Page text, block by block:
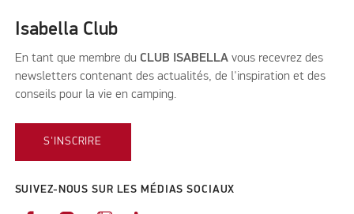
Isabella Club
En tant que membre du CLUB ISABELLA vous recevrez des
newsletters contenant des actualités, de l'inspiration et des
conseils pour la vie en camping.
S'INSCRIRE
SUIVEZ-NOUS SUR LES MÉDIAS SOCIAUX